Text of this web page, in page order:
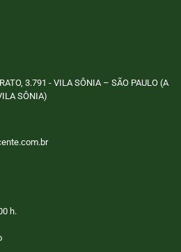
3.791 - VILA SÔNIA – SÃO PAULO (A
SÔNIA)
h.